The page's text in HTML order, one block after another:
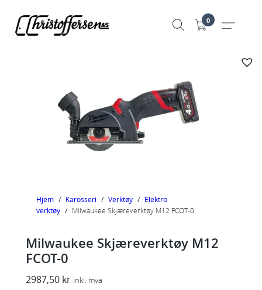
0
Hjem / Karosseri / Verktøy / Elektro
verktøy / Milwaukee Skjæreverktøy M12 FCOT-0
Milwaukee Skjæreverktøy M12
FCOT-0
2987,50 kr inkl. mva